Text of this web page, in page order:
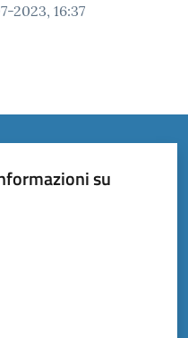
2023, 16:37
su